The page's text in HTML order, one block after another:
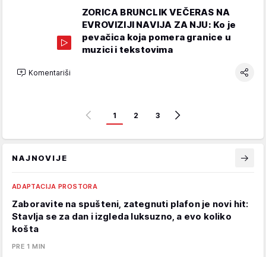
ZORICA BRUNCLIK VEČERAS NA
EVROVIZIJI NAVIJA ZA NJU: Ko je
pevačica koja pomera granice u
muzici i tekstovima
Komentariši
1 2 3
NAJNOVIJE
ADAPTACIJA PROSTORA
Zaboravite na spušteni, zategnuti plafon je novi hit:
Stavlja se za dan i izgleda luksuzno, a evo koliko
košta
PRE 1 MIN